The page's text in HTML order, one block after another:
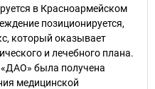
в Красноармейском
позиционируется,
который оказывает
и лечебного плана.
«ДАО» была получена
медицинской